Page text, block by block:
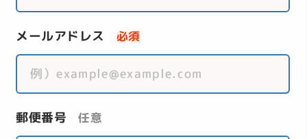
メールアドレス 必須
郵便番号 任意